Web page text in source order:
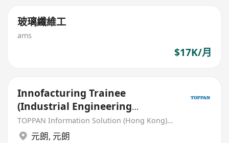
玻璃纖維工
ams
$17K/月
Innofacturing Trainee
(Industrial Engineering
Graduates Welcome)
TOPPAN Information Solution (Hong Kong) Limited
元朗, 元朗